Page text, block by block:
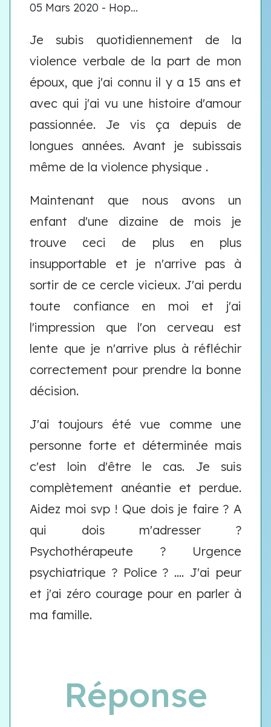
05 Mars 2020 - Hop...
Je subis quotidiennement de la
violence verbale de la part de mon
époux, que j'ai connu il y a 15 ans et
avec qui j'ai vu une histoire d'amour
passionnée. Je vis ça depuis de
longues années. Avant je subissais
même de la violence physique .
Maintenant que nous avons un
enfant d'une dizaine de mois je
trouve ceci de plus en plus
insupportable et je n'arrive pas à
sortir de ce cercle vicieux. J'ai perdu
toute confiance en moi et j'ai
l'impression que l'on cerveau est
lente que je n'arrive plus à réfléchir
correctement pour prendre la bonne
décision.
J'ai toujours été vue comme une
personne forte et déterminée mais
c'est loin d'être le cas. Je suis
complètement anéantie et perdue.
Aidez moi svp ! Que dois je faire ? A
qui dois m'adresser ?
Psychothérapeute ? Urgence
psychiatrique ? Police ? .... J'ai peur
et j'ai zéro courage pour en parler à
ma famille.
Réponse